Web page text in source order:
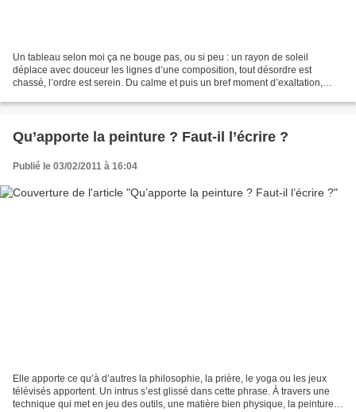
Un tableau selon moi ça ne bouge pas, ou si peu : un rayon de soleil
déplace avec douceur les lignes d’une composition, tout désordre est
chassé, l’ordre est serein. Du calme et puis un bref moment d’exaltation,
Qu’apporte la peinture ? Faut-il l’écrire ?
Publié le 03/02/2011 à 16:04
Elle apporte ce qu’à d’autres la philosophie, la prière, le yoga ou les jeux
télévisés apportent. Un intrus s’est glissé dans cette phrase. À travers une
technique qui met en jeu des outils, une matière bien physique, la peinture